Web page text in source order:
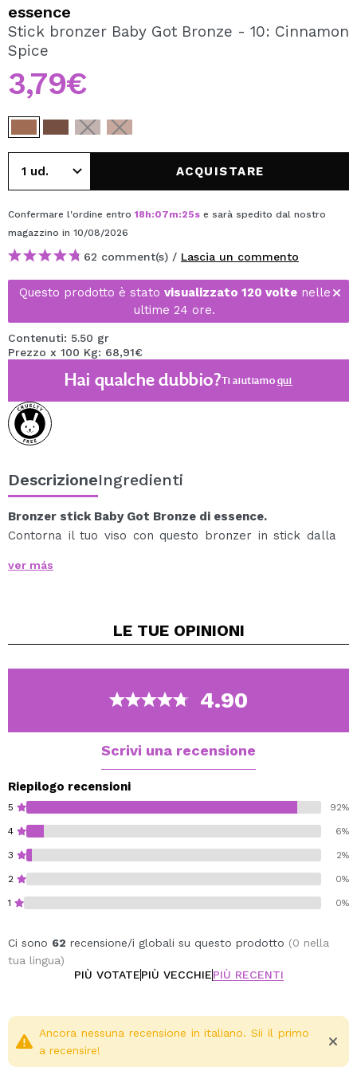
Creando un account su Maquibeauty.it potrai fare i tuoi
acquisti velocemente, controllare lo stato dei tuoi ordini e
CREARE UN ACCOUNT
essence
Stick bronzer Baby Got Bronze - 10: Cinnamon
Spice
3,79€
ACQUISTARE
Confermare l'ordine entro 18h:07m:25s e sarà spedito dal nostro
magazzino in 10/08/2026
62 comment(s) / Lascia un commento
Questo prodotto è stato visualizzato 120 voltenelle
ultime 24 ore.
Contenuti: 5.50 gr
Prezzo x 100 Kg: 68,91€
Hai qualche dubbio?Ti aiutiamoqui
DescrizioneIngredienti
Bronzer stick Baby Got Bronze di essence.
Contorna il tuo viso con questo bronzer in stick dalla
carnagione baciata dal sole in pochissimo tempo.
Fornisce una finitura naturale sul viso.
Vegan.
ver más
LE TUE OPINIONI
4.90
Scrivi una recensione
Riepilogo recensioni
5 92%
4 6%
3 2%
2 0%
1 0%
Ci sono 62 recensione/i globali su questo prodotto (0 nella
tua lingua)
PIÙ VOTATEPIÙ VECCHIEPIÙ RECENTI
Ancora nessuna recensione in italiano. Sii il primo
a recensire!